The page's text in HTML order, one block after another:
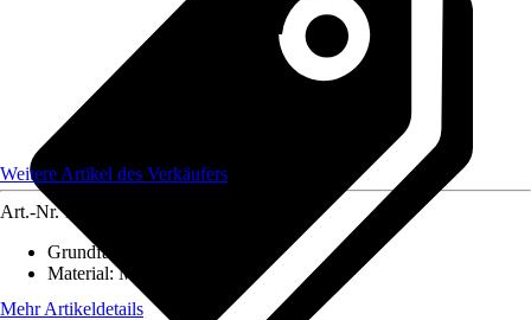
Weitere Artikel des Verkäufers
Art.-Nr. 12584292
Grundfarbe
Material:Metall
Mehr Artikeldetails